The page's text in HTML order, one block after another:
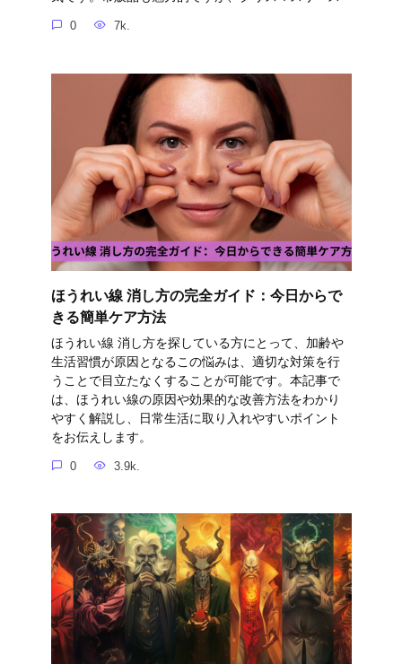
0 7k.
ほうれい線 消し方の完全ガイド：今日からで
きる簡単ケア方法
ほうれい線 消し方を探している方にとって、加齢や
生活習慣が原因となるこの悩みは、適切な対策を行
うことで目立たなくすることが可能です。本記事で
は、ほうれい線の原因や効果的な改善方法をわかり
やすく解説し、日常生活に取り入れやすいポイント
をお伝えします。
0 3.9k.